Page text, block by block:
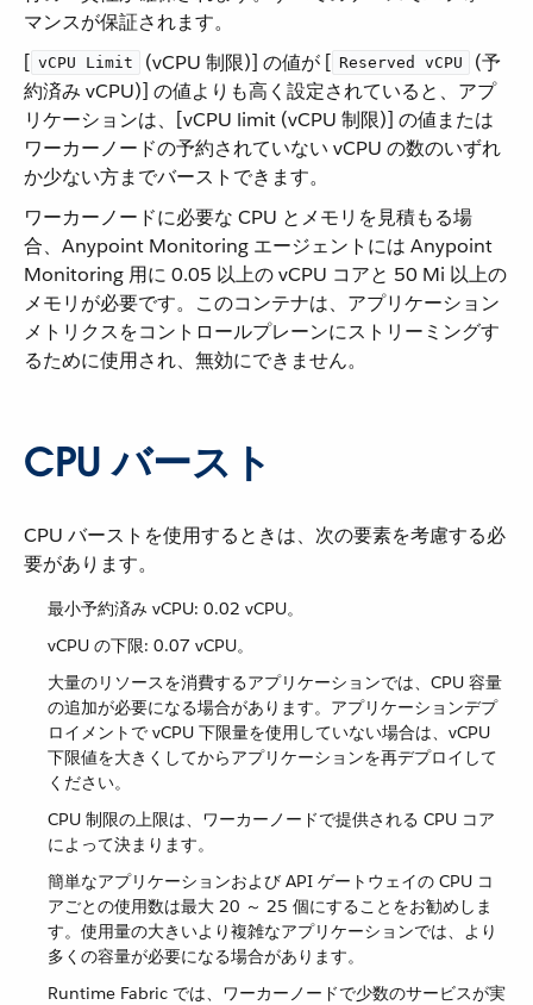
マンスが保証されます。
[​ vCPU Limit ​ (vCPU 制限)] の値が [​ Reserved vCPU
​ (予
約済み vCPU)] の値よりも高く設定されていると、アプ
リケーションは、[vCPU limit (vCPU 制限)] の値または
ワーカーノードの予約されていない vCPU の数のいずれ
か少ない方までバーストできます。
ワーカーノードに必要な CPU とメモリを見積もる場
合、Anypoint Monitoring エージェントには Anypoint
Monitoring 用に 0.05 以上の vCPU コアと 50 Mi 以上の
メモリが必要です。このコンテナは、アプリケーション
メトリクスをコントロールプレーンにストリーミングす
るために使用され、無効にできません。
CPU バースト
CPU バーストを使用するときは、次の要素を考慮する必
要があります。
最小予約済み vCPU: 0.02 vCPU。
vCPU の下限: 0.07 vCPU。
大量のリソースを消費するアプリケーションでは、CPU 容量
の追加が必要になる場合があります。アプリケーションデプ
ロイメントで vCPU 下限量を使用していない場合は、vCPU
下限値を大きくしてからアプリケーションを再デプロイして
ください。
CPU 制限の上限は、ワーカーノードで提供される CPU コア
によって決まります。
簡単なアプリケーションおよび API ゲートウェイの CPU コ
アごとの使用数は最大 20 ～ 25 個にすることをお勧めしま
す。使用量の大きいより複雑なアプリケーションでは、より
多くの容量が必要になる場合があります。
Runtime Fabric では、ワーカーノードで少数のサービスが実